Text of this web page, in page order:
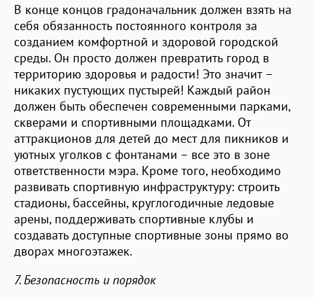
В конце концов градоначальник должен взять на
себя обязанность постоянного контроля за
созданием комфортной и здоровой городской
среды. Он просто должен превратить город в
территорию здоровья и радости! Это значит –
никаких пустующих пустырей! Каждый район
должен быть обеспечен современными парками,
скверами и спортивными площадками. От
аттракционов для детей до мест для пикников и
уютных уголков с фонтанами – все это в зоне
ответственности мэра. Кроме того, необходимо
развивать спортивную инфраструктуру: строить
стадионы, бассейны, круглогодичные ледовые
арены, поддерживать спортивные клубы и
создавать доступные спортивные зоны прямо во
дворах многоэтажек.
7. Безопасность и порядок